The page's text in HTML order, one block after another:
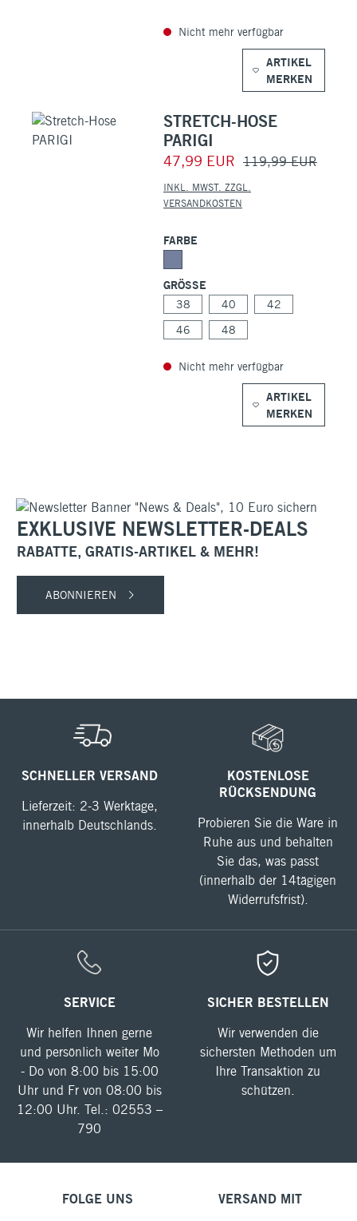
Nicht mehr verfügbar
ARTIKEL
MERKEN
STRETCH-HOSE
PARIGI
47,99 EUR 119,99 EUR
INKL. MWST. ZZGL.
VERSANDKOSTEN
FARBE
GRÖSSE
38 40
42
46
48
Nicht mehr verfügbar
ARTIKEL
MERKEN
EXKLUSIVE NEWSLETTER-DEALS
RABATTE, GRATIS-ARTIKEL & MEHR!
ABONNIEREN
SCHNELLER VERSAND
Lieferzeit: 2-3 Werktage,
innerhalb Deutschlands.
KOSTENLOSE
RÜCKSENDUNG
Probieren Sie die Ware in
Ruhe aus und behalten
Sie das, was passt
(innerhalb der 14tägigen
Widerrufsfrist).
SERVICE
Wir helfen Ihnen gerne
und persönlich weiter Mo
- Do von 8:00 bis 15:00
Uhr und Fr von 08:00 bis
12:00 Uhr. Tel.: 02553 –
790
SICHER BESTELLEN
Wir verwenden die
sichersten Methoden um
Ihre Transaktion zu
schützen.
FOLGE UNS VERSAND MIT